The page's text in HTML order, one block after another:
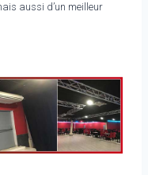
aussi d’un meilleur